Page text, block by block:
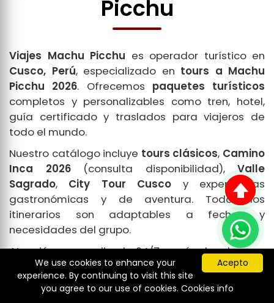
Picchu
Viajes Machu Picchu es operador turístico en
Cusco, Perú, especializado en tours a Machu
Picchu 2026. Ofrecemos paquetes turísticos
completos y personalizables como tren, hotel,
guía certificado y traslados para viajeros de
todo el mundo.
Nuestro catálogo incluye tours clásicos, Camino
Inca 2026(consulta disponibilidad),Valle
Sagrado, City Tour Cusco y experiencias
gastronómicas y de aventura. Todos los
itinerarios son adaptables a fechas y
necesidades del grupo.
Atención personalizada 24/7 y guías locales con
experiencia. Si buscasviajes a Machu Picchu
desde Cusco con seguridad y calidad, reserva
con nosotros
Acepto
We use cookies to enhance your
experience. By continuing to visit this site
you agree to our use of cookies. Cookies info